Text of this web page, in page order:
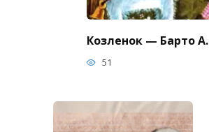
Козленок — Барто А.
51